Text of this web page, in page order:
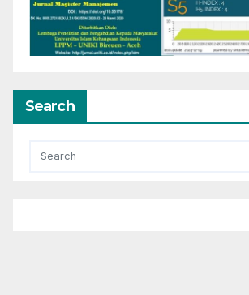
Search